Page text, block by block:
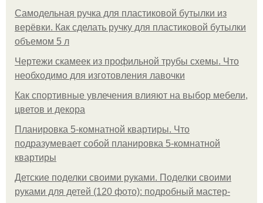
Самодельная ручка для пластиковой бутылки из
верёвки. Как сделать ручку для пластиковой бутылки
объемом 5 л
Чертежи скамеек из профильной трубы схемы. Что
необходимо для изготовления лавочки
Как спортивные увлечения влияют на выбор мебели,
цветов и декора
Планировка 5-комнатной квартиры. Что
подразумевает собой планировка 5-комнатной
квартиры
Детские поделки своими руками. Поделки своими
руками для детей (120 фото): подробный мастер-